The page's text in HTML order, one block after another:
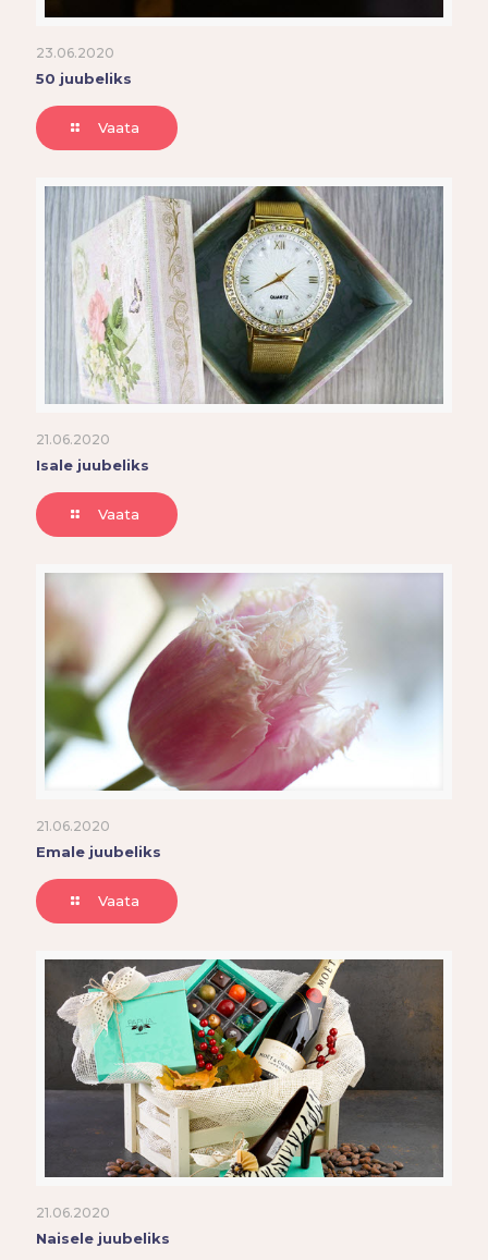
23.06.2020
50 juubeliks
Vaata
21.06.2020
Isale juubeliks
Vaata
21.06.2020
Emale juubeliks
Vaata
21.06.2020
Naisele juubeliks